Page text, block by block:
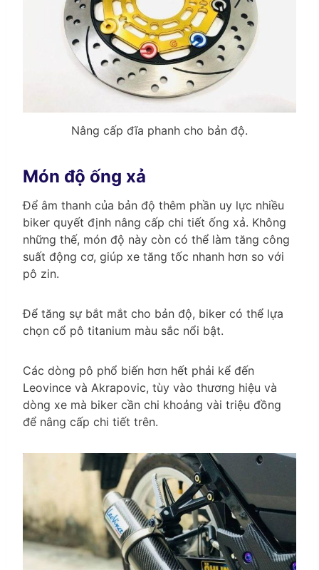
Nâng cấp đĩa phanh cho bản độ.
Món độ ống xả
Để âm thanh của bản độ thêm phần uy lực nhiều
biker quyết định nâng cấp chi tiết ống xả. Không
những thế, món độ này còn có thể làm tăng công
suất động cơ, giúp xe tăng tốc nhanh hơn so với
pô zin.
Để tăng sự bắt mắt cho bản độ, biker có thể lựa
chọn cổ pô titanium màu sắc nổi bật.
Các dòng pô phổ biến hơn hết phải kể đến
Leovince và Akrapovic, tùy vào thương hiệu và
dòng xe mà biker cần chi khoảng vài triệu đồng
để nâng cấp chi tiết trên.